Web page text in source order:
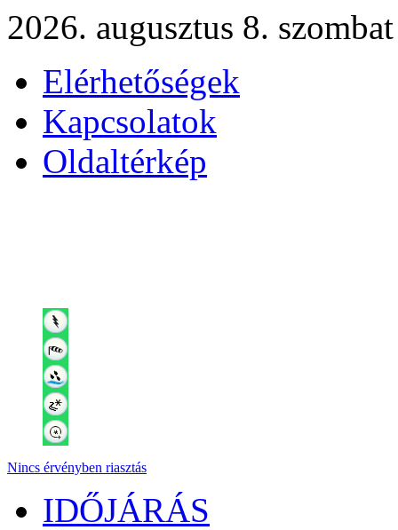
2026. augusztus 8. szombat
Elérhetőségek
Kapcsolatok
Oldaltérkép
Nincs érvényben riasztás
IDŐJÁRÁS